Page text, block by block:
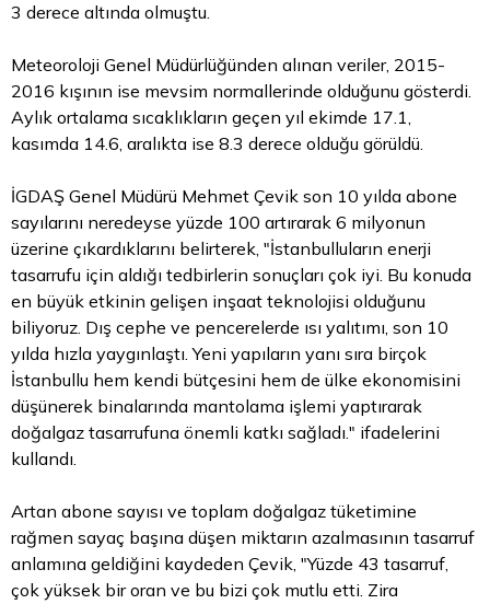
3 derece altında olmuştu.
Meteoroloji Genel Müdürlüğünden alınan veriler, 2015-
2016 kışının ise mevsim normallerinde olduğunu gösterdi.
Aylık ortalama sıcaklıkların geçen yıl ekimde 17.1,
kasımda 14.6, aralıkta ise 8.3 derece olduğu görüldü.
İGDAŞ Genel Müdürü Mehmet Çevik son 10 yılda abone
sayılarını neredeyse yüzde 100 artırarak 6 milyonun
üzerine çıkardıklarını belirterek, "İstanbulluların enerji
tasarrufu için aldığı tedbirlerin sonuçları çok iyi. Bu konuda
en büyük etkinin gelişen inşaat teknolojisi olduğunu
biliyoruz. Dış cephe ve pencerelerde ısı yalıtımı, son 10
yılda hızla yaygınlaştı. Yeni yapıların yanı sıra birçok
İstanbullu hem kendi bütçesini hem de ülke ekonomisini
düşünerek binalarında mantolama işlemi yaptırarak
doğalgaz tasarrufuna önemli katkı sağladı." ifadelerini
kullandı.
Artan abone sayısı ve toplam doğalgaz tüketimine
rağmen sayaç başına düşen miktarın azalmasının tasarruf
anlamına geldiğini kaydeden Çevik, "Yüzde 43 tasarruf,
çok yüksek bir oran ve bu bizi çok mutlu etti. Zira